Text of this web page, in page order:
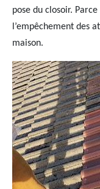
pose du closoir.
l’empêchement des
maison.